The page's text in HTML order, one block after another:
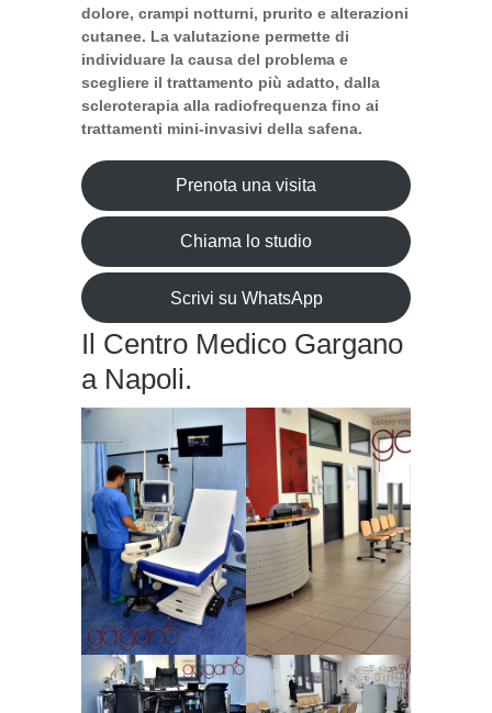
dolore, crampi notturni, prurito e alterazioni
cutanee. La valutazione permette di
individuare la causa del problema e
scegliere il trattamento più adatto, dalla
scleroterapia alla radiofrequenza fino ai
trattamenti mini-invasivi della safena.
Prenota una visita
Chiama lo studio
Scrivi su WhatsApp
Il Centro Medico Gargano
a Napoli.